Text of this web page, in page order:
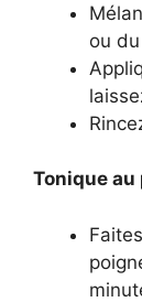
ou
Tonique au